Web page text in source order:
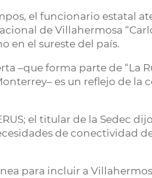
el funcionario estatal
de Villahermosa
en el sureste del país.
–que forma parte de “La
es un reflejo de la
el titular de la Sedec
de conectividad
para incluir a